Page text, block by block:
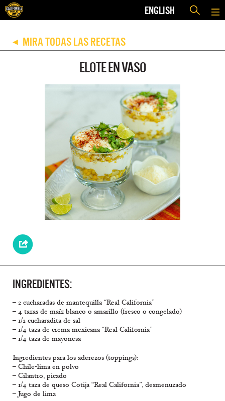
ENGLISH
◀ MIRA TODAS LAS RECETAS
ELOTE EN VASO
INGREDIENTES:
– 2 cucharadas de mantequilla “Real California”
– 4 tazas de maíz blanco o amarillo (fresco o congelado)
– 1/2 cucharadita de sal
– 1/4 taza de crema mexicana “Real California”
– 1/4 taza de mayonesa
Ingredientes para los aderezos (toppings):
– Chile-lima en polvo
– Cilantro, picado
– 1/4 taza de queso Cotija “Real California”, desmenuzado
– Jugo de lima